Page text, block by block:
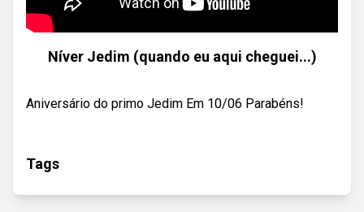
Níver Jedim (quando eu aqui cheguei...)
Aniversário do primo Jedim Em 10/06 Parabéns!
Tags